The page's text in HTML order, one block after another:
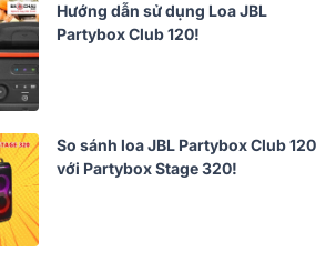
Hướng dẫn sử dụng Loa JBL
Partybox Club 120!
So sánh loa JBL Partybox Club 120
với Partybox Stage 320!